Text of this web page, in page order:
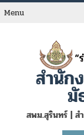
Skip
toMenu
สำนัก
มั
สพม.สุรินทร์ | ส